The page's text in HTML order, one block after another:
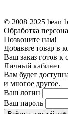
© 2008-2025 bean-
Обработка
Позвоните нам!
Добавьте товар в
Ваш заказ готов
Личный кабинет
Вам будет
и многое другое.
Ваш логин
Ваш пароль